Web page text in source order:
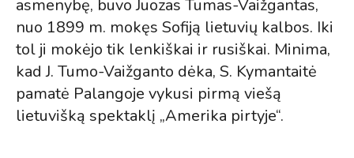
asmenybę, buvo Juozas Tumas-Vaižgantas,
nuo 1899 m. mokęs Sofiją lietuvių kalbos. Iki
tol ji mokėjo tik lenkiškai ir rusiškai. Minima,
kad J. Tumo-Vaižganto dėka, S. Kymantaitė
pamatė Palangoje vykusi pirmą viešą
lietuvišką spektaklį „Amerika pirtyje“.